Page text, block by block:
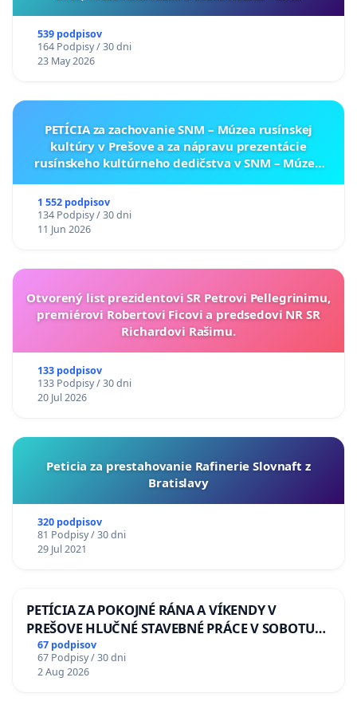
539 podpisov
164 Podpisy / 30 dni
23 May 2026
PETÍCIA za zachovanie SNM – Múzea rusínskej
kultúry v Prešove a za nápravu prezentácie
rusínskeho kultúrneho dedičstva v SNM – Múzeu
1 552 podpisov
134 Podpisy / 30 dni
11 Jun 2026
Otvorený list prezidentovi SR Petrovi Pellegrinimu,
premiérovi Robertovi Ficovi a predsedovi NR SR
Richardovi Rašimu.
133 podpisov
133 Podpisy / 30 dni
20 Jul 2026
Peticia za prestahovanie Rafinerie Slovnaft z
Bratislavy
320 podpisov
81 Podpisy / 30 dni
29 Jul 2021
PETÍCIA ZA POKOJNÉ RÁNA A VÍKENDY V
PREŠOVE HLUČNÉ STAVEBNÉ PRÁCE V SOBOTU
LEN OD 9.00 DO 13.00 HOD., CEZ PRACOVNÝ
TÝŽDEŇ CIEĽ 8.00 – 18.00 HOD. A PRAVIDELNÁ
KONTROLA STAVBY C-AREA NA
67 podpisov
67 Podpisy / 30 dni
2 Aug 2026